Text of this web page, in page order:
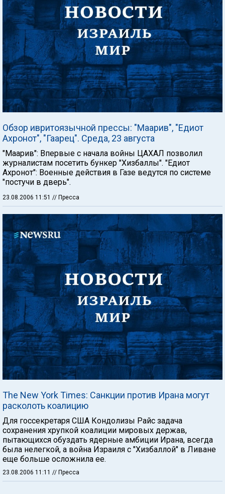
Обзор ивритоязычной прессы: "Маарив", "Едиот
Ахронот", "Гаарец". Среда, 23 августа
"Маарив": Впервые с начала войны ЦАХАЛ позволил
журналистам посетить бункер "Хизбаллы". "Едиот
Ахронот": Военные действия в Газе ведутся по системе
"постучи в дверь".
23.08.2006 11:51 // Пресса
The New York Times: Санкции против Ирана могут
расколоть коалицию
Для госсекретаря США Кондолизы Райс задача
сохранения хрупкой коалиции мировых держав,
пытающихся обуздать ядерные амбиции Ирана, всегда
была нелегкой, а война Израиля с "Хизбаллой" в Ливане
еще больше осложнила ее.
23.08.2006 11:11 // Пресса